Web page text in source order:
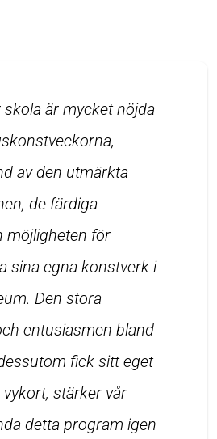
skola är mycket nöjda
av den utmärkta
de färdiga
möjligheten för
sina egna konstverk i
Den stora
entusiasmen bland
fick sitt eget
stärker vår
detta program igen